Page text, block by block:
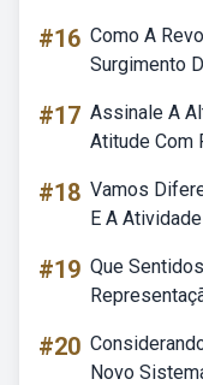
#16 Como A
Surgimento
#17 Assinale A
Atitude Com
#18 Vamos
E A
#19 Que
#20
Novo